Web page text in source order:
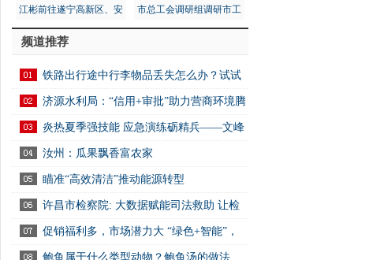
江彬前往遂宁高新区、安
居区调研第五次全国经济
普查工作
市总工会调研组调研市工
人文化宫项目建设安全工
频道推荐
铁路出行途中行李物品丢失怎么办？试试
用12306App找回
济源水利局：“信用+审批”助力营商环境腾
炎热夏季强技能 应急演练砺精兵——文峰
区万达商业服务中心开展消防应急演练活动
汝州：瓜果飘香富农家
瞄准“高效清洁”推动能源转型
许昌市检察院: 大数据赋能司法救助 让检
察关爱可感可触可及
促销福利多，市场潜力大 “绿色+智能”，
家电消费新选择
鲍鱼属于什么类型动物？鲍鱼汤的做法